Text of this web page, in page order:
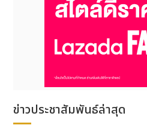
Jixiang) ภัณฑารักษ์คนที่ 6 ข
ร่วมถ่ายทอดในหัวข้อ
Heritage and Cultural
วัฒนธรรมของจีนและความเ
เผยให้เห็นความสำคัญในยุคปั
ธรรมหมิงผ่านมุมมองของกา
ด้วยเฉิน เซียวซาน (Chen
สถาบันประวัติศาสตร์วิทยาศาส
ข่าวประชาสัมพันธ์ล่าสุด